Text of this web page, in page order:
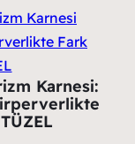
Karnesi: